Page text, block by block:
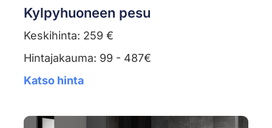
Kylpyhuoneen pesu
Keskihinta: 259 €
Hintajakauma: 99 - 487€
Katso hinta